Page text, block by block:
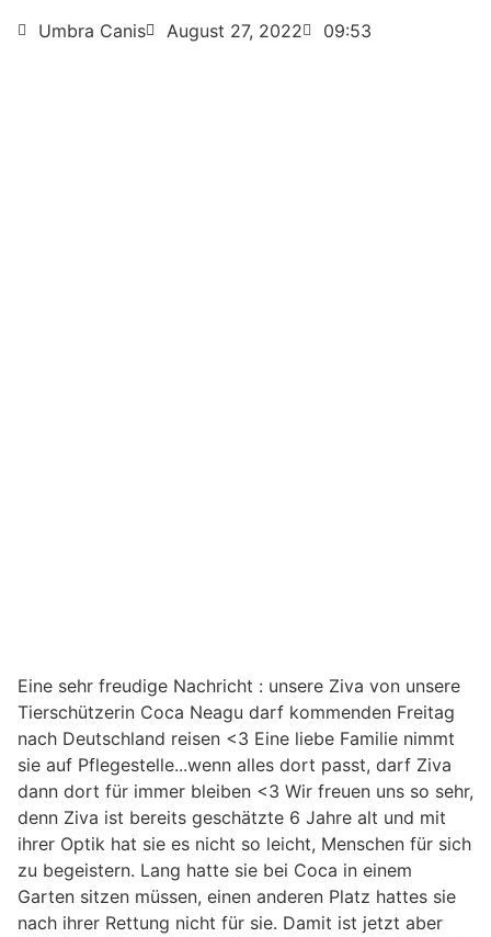
Umbra Canis August 27, 2022 09:53
Eine sehr freudige Nachricht : unsere Ziva von unsere
Tierschützerin Coca Neagu darf kommenden Freitag
nach Deutschland reisen <3 Eine liebe Familie nimmt
sie auf Pflegestelle...wenn alles dort passt, darf Ziva
dann dort für immer bleiben <3 Wir freuen uns so sehr,
denn Ziva ist bereits geschätzte 6 Jahre alt und mit
ihrer Optik hat sie es nicht so leicht, Menschen für sich
zu begeistern. Lang hatte sie bei Coca in einem
Garten sitzen müssen, einen anderen Platz hattes sie
nach ihrer Rettung nicht für sie. Damit ist jetzt aber